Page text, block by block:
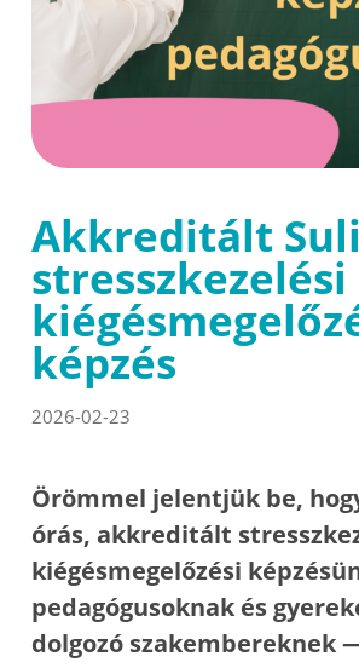
Akkreditált
stresszkezelési
képzés
2026-02-23
Örömmel jelentjük be,
órás, akkreditált
kiégésmegelőzési
pedagógusoknak és
dolgozó szakembereknek